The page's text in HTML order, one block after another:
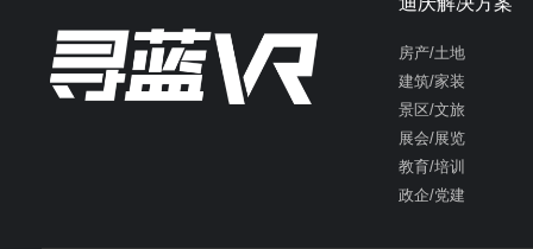
房产/土地
建筑/家装
景区/文旅
展会/展览
教育/培训
政企/党建